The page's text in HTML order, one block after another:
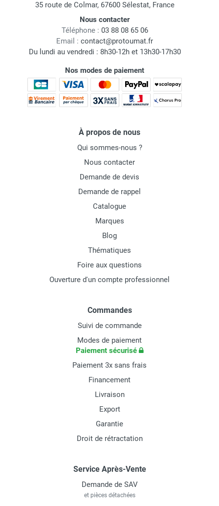
35 route de Colmar, 67600 Sélestat, France
Nous contacter
Téléphone : 03 88 08 65 06
Email : contact@protoumat.fr
Du lundi au vendredi : 8h30-12h et 13h30-17h30
Nos modes de paiement
À propos de nous
Qui sommes-nous ?
Nous contacter
Demande de devis
Demande de rappel
Catalogue
Marques
Blog
Thématiques
Foire aux questions
Ouverture d'un compte professionnel
Commandes
Suivi de commande
Modes de paiement
Paiement sécurisé
Paiement 3x sans frais
Financement
Livraison
Export
Garantie
Droit de rétractation
Service Après-Vente
Demande de SAV
et pièces détachées